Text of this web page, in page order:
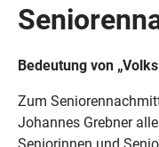
Bedeutung von
Zum
Johannes Grebner alle